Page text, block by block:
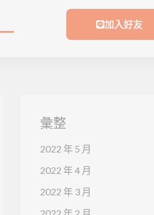
加入好友
彙整
2022 年 5 月
2022 年 4 月
2022 年 3 月